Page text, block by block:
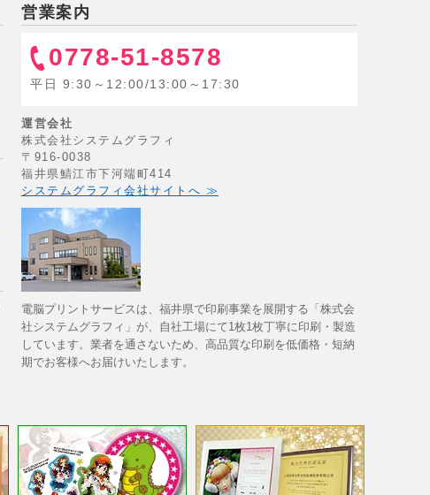
営業案内
0778-51-8578
平日 9:30～12:00/13:00～17:30
運営会社
株式会社システムグラフィ
〒916-0038
福井県鯖江市下河端町414
システムグラフィ会社サイトへ ≫
電脳プリントサービスは、福井県で印刷事業を展開する「株式会
社システムグラフィ」が、自社工場にて1枚1枚丁寧に印刷・製造
しています。業者を通さないため、高品質な印刷を低価格・短納
期でお客様へお届けいたします。